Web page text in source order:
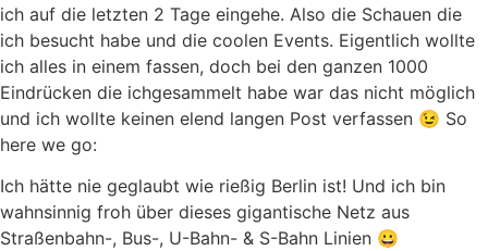
ich auf die letzten 2 Tage eingehe. Also die Schauen die
ich besucht habe und die coolen Events. Eigentlich wollte
ich alles in einem fassen, doch bei den ganzen 1000
Eindrücken die ichgesammelt habe war das nicht möglich
und ich wollte keinen elend langen Post verfassen 😉 So
here we go:
Ich hätte nie geglaubt wie rießig Berlin ist! Und ich bin
wahnsinnig froh über dieses gigantische Netz aus
Straßenbahn-, Bus-, U-Bahn- & S-Bahn Linien 😀